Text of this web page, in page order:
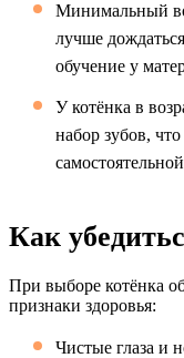
Минимальный
лучше
обучение у
У котёнка в
набор зубов,
Как
При выборе котёнка
признаки здоровья:
Чистые глаза и